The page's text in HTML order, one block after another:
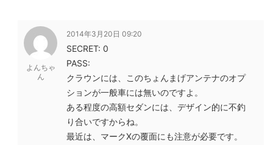
よんちゃ
ん
2014年3月20日 09:20
SECRET: 0
PASS:
クラウンには、このちょんまげアンテナのオプ
ションが一般車には無いのですよ。
ある程度の高額セダンには、デザイン的に不釣
り合いですからね。
最近は、マークXの覆面にも注意が必要です。